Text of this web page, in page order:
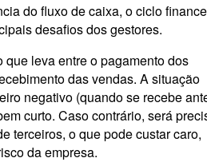
do fluxo de caixa, o ciclo
desafios dos gestores.
leva entre o pagamento dos
das vendas. A situação
negativo (quando se recebe
curto. Caso contrário, será
terceiros, o que pode custar caro,
da empresa.